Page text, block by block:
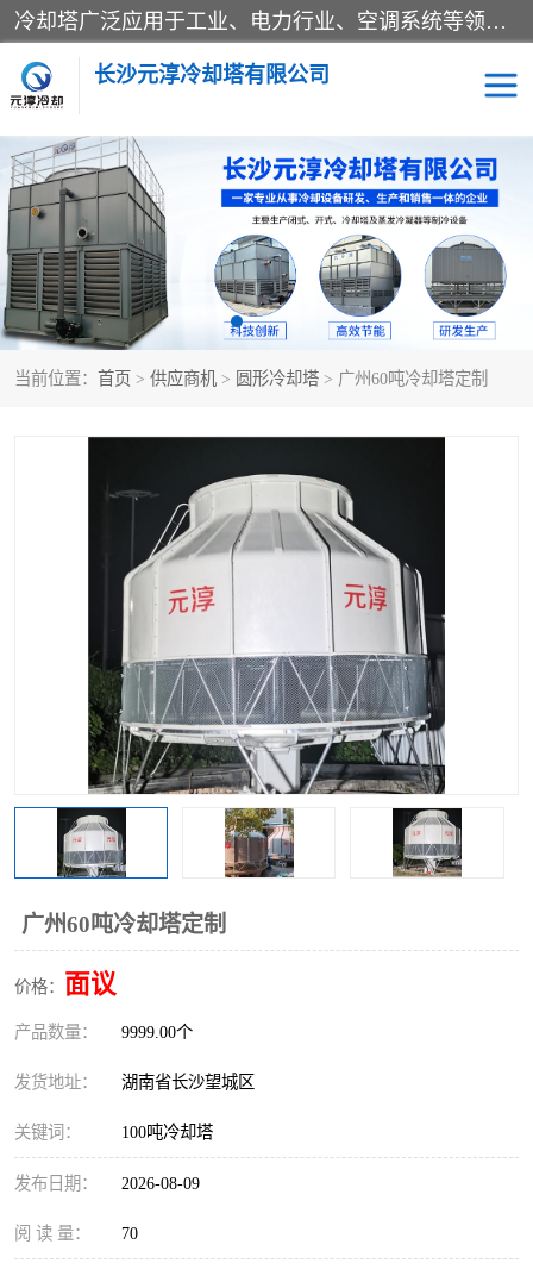
冷却塔广泛应用于工业、电力行业、空调系统等领域。在电力行业中，用于冷却发电机组的循环水；在工业生产中，如化工、冶金等行业，可降低生产过程中产生的热量；在空调系统中，为空调设备提供冷却水源
长沙元淳冷却塔有限公司
当前位置： 首页 > 供应商机 > 圆形冷却塔 > 广州60吨冷却塔定制
广州60吨冷却塔定制
价格： 面议
产品数量： 9999.00个
发货地址： 湖南省长沙望城区
关键词： 100吨冷却塔
发布日期： 2026-08-09
阅 读 量： 70
方形开式冷却塔 圆形冷却塔
闭式冷却塔 水箱
电控箱 水泵
板式换热器